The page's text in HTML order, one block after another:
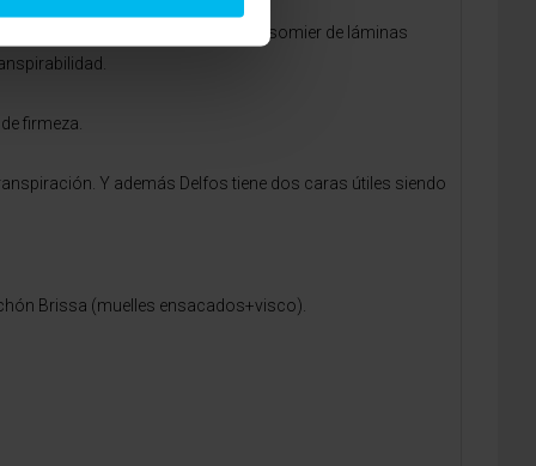
será posible combinarlo tanto con somier de láminas
firmeza.
Y además Delfos tiene dos caras útiles siendo
Brissa (muelles ensacados+visco).